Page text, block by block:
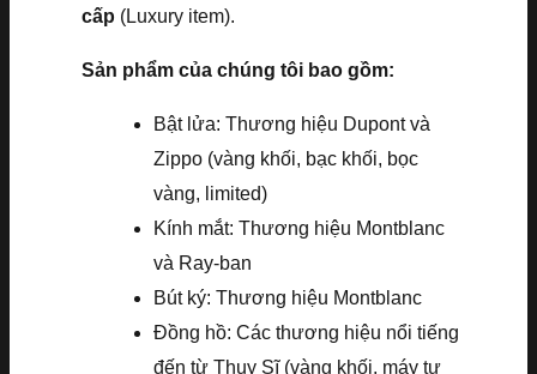
cấp (Luxury item).
Sản phẩm của chúng tôi bao gồm:
Bật lửa: Thương hiệu Dupont và
Zippo (vàng khối, bạc khối, bọc
vàng, limited)
Kính mắt: Thương hiệu Montblanc
và Ray-ban
Bút ký: Thương hiệu Montblanc
Đồng hồ: Các thương hiệu nổi tiếng
đến từ Thụy Sĩ (vàng khối, máy tự